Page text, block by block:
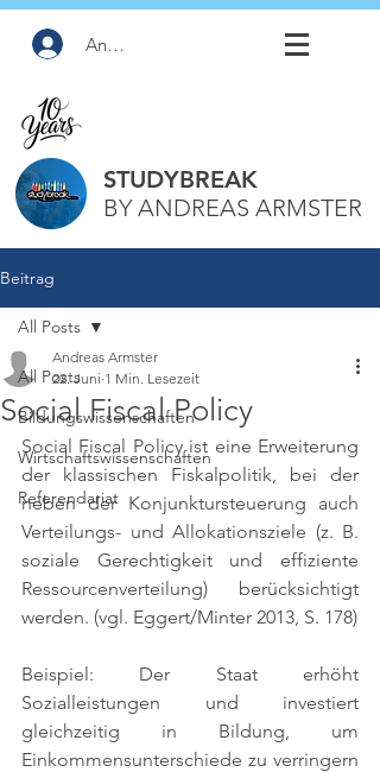
Anmelden
STUDYBREAK
BY ANDREAS ARMSTER
Beitrag
All Posts
Bildungswissenschaften
Wirtschaftswissenschaften
Referendariat
All Posts
Social Fiscal Policy
Andreas Armster
22. Juni 1 Min. Lesezeit
Social Fiscal Policy ist eine Erweiterung
der klassischen Fiskalpolitik, bei der
neben der Konjunktursteuerung auch
Verteilungs- und Allokationsziele (z. B.
soziale Gerechtigkeit und effiziente
Ressourcenverteilung) berücksichtigt
werden. (vgl. Eggert/Minter 2013, S. 178)
Beispiel: Der Staat erhöht
Sozialleistungen und investiert
gleichzeitig in Bildung, um
Einkommensunterschiede zu verringern